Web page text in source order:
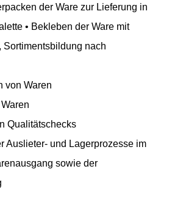
der Ware zur Lieferung in
• Bekleben der Ware mit
Sortimentsbildung nach
von Waren
Qualitätschecks
Auslieter- und Lagerprozesse im
sowie der